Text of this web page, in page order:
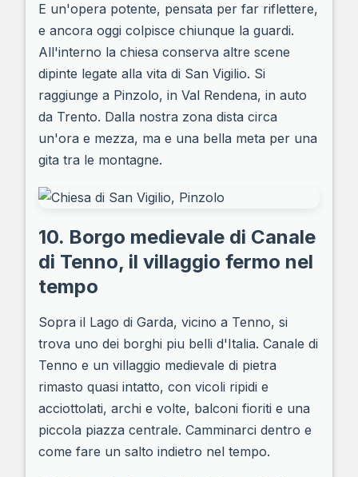
E un'opera potente, pensata per far riflettere,
e ancora oggi colpisce chiunque la guardi.
All'interno la chiesa conserva altre scene
dipinte legate alla vita di San Vigilio. Si
raggiunge a Pinzolo, in Val Rendena, in auto
da Trento. Dalla nostra zona dista circa
un'ora e mezza, ma e una bella meta per una
gita tra le montagne.
10. Borgo medievale di Canale
di Tenno, il villaggio fermo nel
tempo
Sopra il Lago di Garda, vicino a Tenno, si
trova uno dei borghi piu belli d'Italia. Canale di
Tenno e un villaggio medievale di pietra
rimasto quasi intatto, con vicoli ripidi e
acciottolati, archi e volte, balconi fioriti e una
piccola piazza centrale. Camminarci dentro e
come fare un salto indietro nel tempo.